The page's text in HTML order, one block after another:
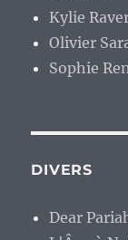
Kylie
Olivier
Sophie
DIVERS
Dear